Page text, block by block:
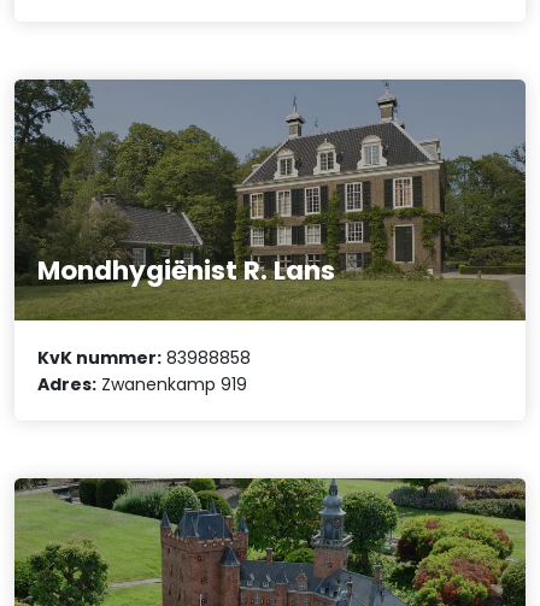
Mondhygiënist R. Lans
KvK nummer: 83988858
Adres: Zwanenkamp 919